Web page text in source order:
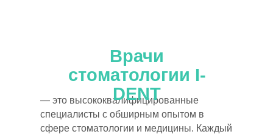
— это высококвалифицированные
специалисты с обширным опытом в
сфере стоматологии и медицины. Каждый
Врачи
стоматологии I-
DENT